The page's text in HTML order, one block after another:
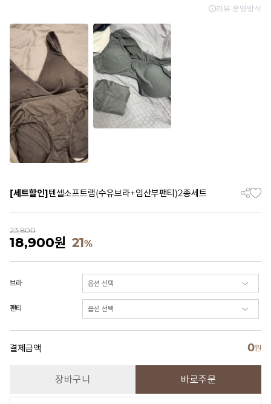
[세트할인]텐셀소프트랩(수유브라+임산부팬티)2종세트
23,800
18,900원 21%
브라
팬티
결제금액 0원
장바구니 바로주문